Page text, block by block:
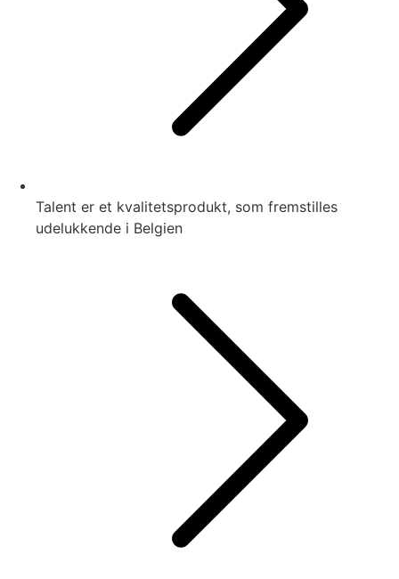
Talent er et kvalitetsprodukt, som fremstilles
udelukkende i Belgien